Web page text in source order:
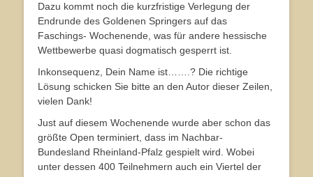
Dazu kommt noch die kurzfristige Verlegung der
Endrunde des Goldenen Springers auf das
Faschings- Wochenende, was für andere hessische
Wettbewerbe quasi dogmatisch gesperrt ist.
Inkonsequenz, Dein Name ist…….? Die richtige
Lösung schicken Sie bitte an den Autor dieser Zeilen,
vielen Dank!
Just auf diesem Wochenende wurde aber schon das
größte Open terminiert, dass im Nachbar-
Bundesland Rheinland-Pfalz gespielt wird. Wobei
unter dessen 400 Teilnehmern auch ein Viertel der